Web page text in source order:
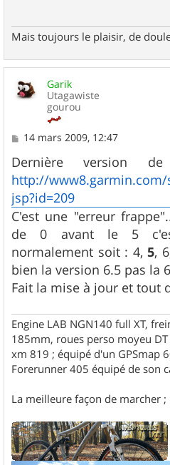
Mais toujours le plaisir, de
Garik
Utagawiste
gourou
M
s
s
a
g
e
14 mars 2009, 12:47
Dernière version
http://
jsp?id=209
C'est une "erreur
de 0 avant le 5
normalement soit : 4, 5,
bien la version 6.5 pas la
Fait la mise à jour et tout
Engine LAB NGN140 full XT,
185mm, roues perso moyeu
xm 819 ; équipé d'un GPSmap
Forerunner 405 équipé de son
La meilleure façon de marcher